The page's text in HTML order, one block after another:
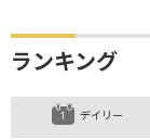
ランキング
デイリー